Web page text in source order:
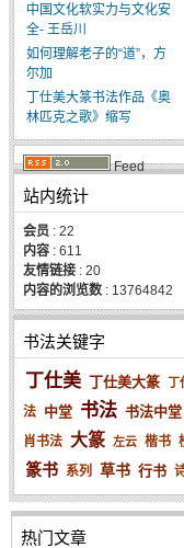
中国文化软实力与文化安
全- 王岳川
如何理解老子的“道”，方
尔加
丁仕美大篆书法作品《奥
林匹克之歌》缩写
Feed
站内统计
会员 : 22
内容 : 611
友情链接 : 20
内容的浏览数 : 13764842
书法关键字
丁仕美 丁仕美大篆 丁
法 中堂 书法 书法中堂
肖书法 大篆 左云 楷书
篆书 系列 草书 行书
热门文章